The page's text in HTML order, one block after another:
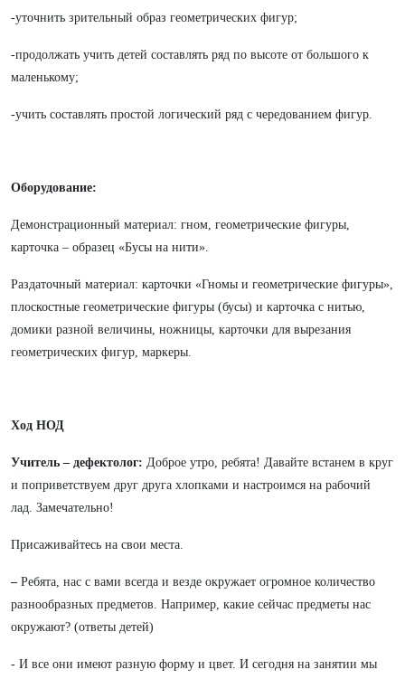
-уточнить зрительный образ геометрических фигур;
-продолжать учить детей составлять ряд по высоте от большого к
маленькому;
-учить составлять простой логический ряд с чередованием фигур.
Оборудование:
Демонстрационный материал: гном, геометрические фигуры,
карточка – образец «Бусы на нити».
Раздаточный материал: карточки «Гномы и геометрические фигуры»,
плоскостные геометрические фигуры (бусы) и карточка с нитью,
домики разной величины, ножницы, карточки для вырезания
геометрических фигур, маркеры.
Ход НОД
Учитель – дефектолог: Доброе утро, ребята! Давайте встанем в круг
и поприветствуем друг друга хлопками и настроимся на рабочий
лад. Замечательно!
Присаживайтесь на свои места.
– Ребята, нас с вами всегда и везде окружает огромное количество
разнообразных предметов. Например, какие сейчас предметы нас
окружают? (ответы детей)
- И все они имеют разную форму и цвет. И сегодня на занятии мы